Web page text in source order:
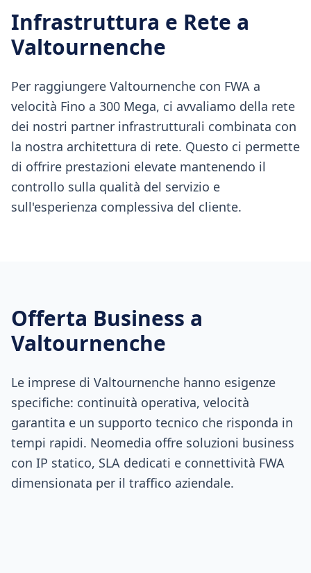
Infrastruttura e Rete a
Valtournenche
Per raggiungere Valtournenche con FWA a
velocità Fino a 300 Mega, ci avvaliamo della rete
dei nostri partner infrastrutturali combinata con
la nostra architettura di rete. Questo ci permette
di offrire prestazioni elevate mantenendo il
controllo sulla qualità del servizio e
sull'esperienza complessiva del cliente.
Offerta Business a
Valtournenche
Le imprese di Valtournenche hanno esigenze
specifiche: continuità operativa, velocità
garantita e un supporto tecnico che risponda in
tempi rapidi. Neomedia offre soluzioni business
con IP statico, SLA dedicati e connettività FWA
dimensionata per il traffico aziendale.